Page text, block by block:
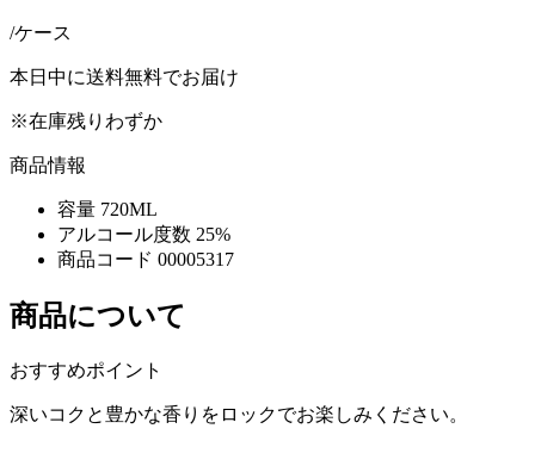
/ケース
本日中に送料無料でお届け
※在庫残りわずか
商品情報
容量 720ML
アルコール度数 25%
商品コード 00005317
商品について
おすすめポイント
深いコクと豊かな香りをロックでお楽しみください。